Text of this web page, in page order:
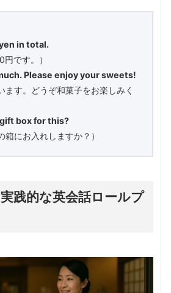
in total.
円です。）
Please enjoy your sweets!
ます。どうぞ和菓子をお楽しみく
box for this?
箱にお入れしますか？）
践的な英会話ロールプ